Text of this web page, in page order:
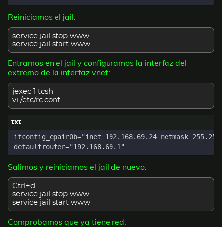
Reiniciamos el jail:
service jail stop www
service jail start www
Entramos en el jail y configuramos la interfaz del
extremo de la interfaz vnet:
jexec 1 tcsh
vi /etc/rc.conf
Salimos y reiniciamos el jail de nuevo:
Ctrl+d
service jail stop www
service jail start www
Comprobamos que ya tiene red: